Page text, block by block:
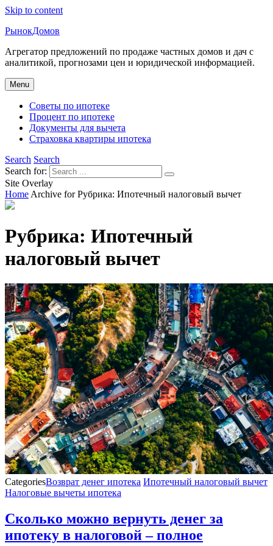
Skip to content
РынокДомов
Агрегатор предложений по продаже частных домов и дач с
аналитикой, прогнозами цен и юридической информацией.
Menu
Советы по ипотеке
Процент по ипотеке
Документы для вычета
Страховка квартиры ипотека
Search Search
Search for:
Site Overlay
Home Archive forРубрика: Ипотечный налоговый вычет
Рубрика: Ипотечный
налоговый вычет
CategoriesВозврат денег ипотека Ипотечный налоговый вычет
Налоговые вычеты ипотека
Сколько можно вернуть денег за
ипотеку в налоговой – полное